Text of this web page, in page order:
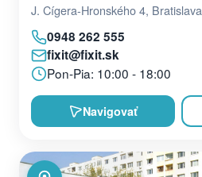
J. Cígera-Hronského 4, Bratislava
0948 262 555
fixit@fixit.sk
Pon-Pia: 10:00 - 18:00
Navigovať